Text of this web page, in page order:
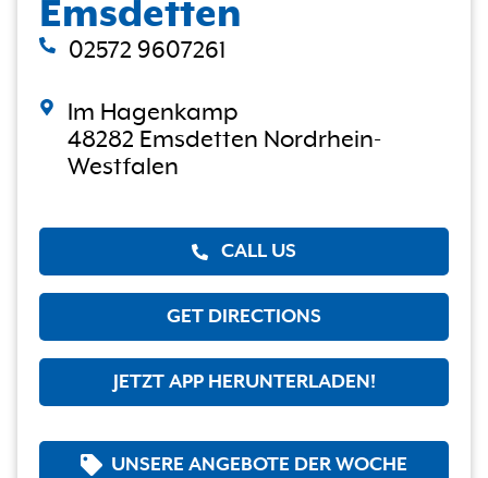
Emsdetten
02572 9607261
Im Hagenkamp
48282 Emsdetten Nordrhein-
Westfalen
CALL US
GET DIRECTIONS
JETZT APP HERUNTERLADEN!
UNSERE ANGEBOTE DER WOCHE